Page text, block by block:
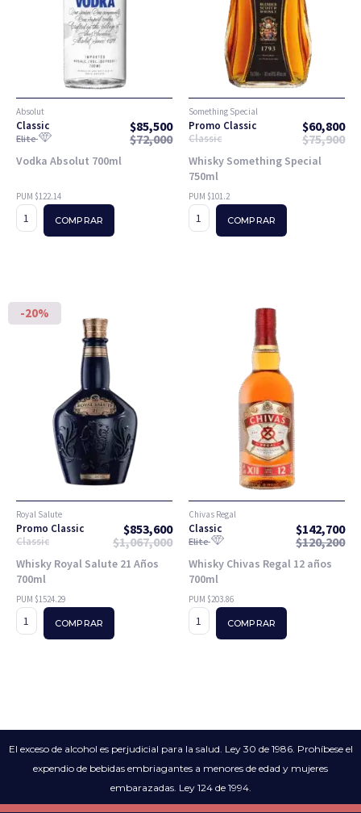
Absolut
Classic $85,500
Elite $72,000
Vodka Absolut 700ml
PUM $122.14
COMPRAR
Something Special
Promo Classic $60,800
Classic $75,900
Whisky Something Special
750ml
PUM $101.2
COMPRAR
-20%
Royal Salute
Promo Classic $853,600
Classic $1,067,000
Whisky Royal Salute 21 Años
700ml
PUM $1524.29
COMPRAR
Chivas Regal
Classic $142,700
Elite $120,200
Whisky Chivas Regal 12 años
700ml
PUM $203.86
COMPRAR
El exceso de alcohol es perjudicial para la salud. Ley 30 de 1986. Prohíbese el
expendio de bebidas embriagantes a menores de edad y mujeres
embarazadas. Ley 124 de 1994.